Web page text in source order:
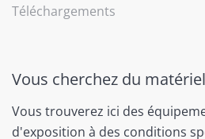
Téléchargements
Vous cherchez du
Vous trouverez ici des
d'exposition à des conditions